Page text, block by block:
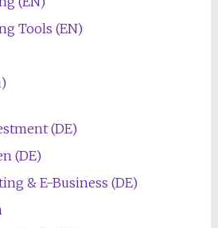
Tools (EN)
(DE)
(DE)
& E-Business (DE)